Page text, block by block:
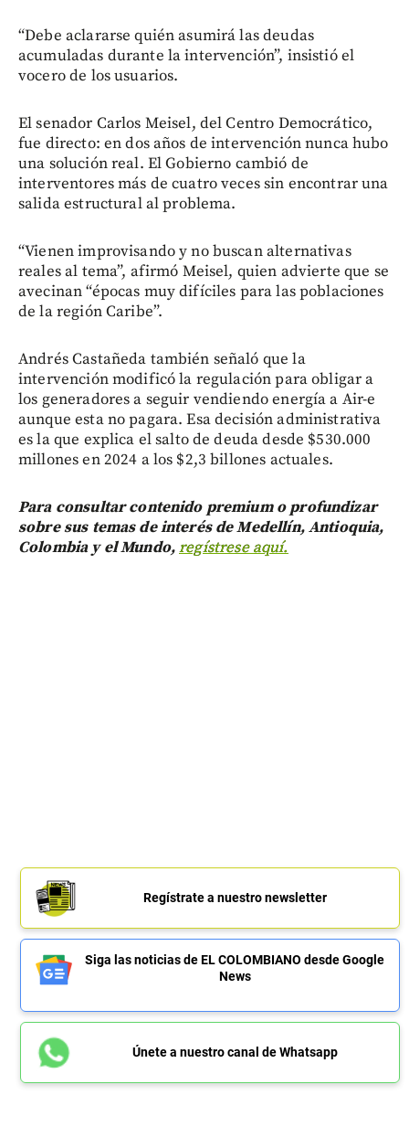
“Debe aclararse quién asumirá las deudas
acumuladas durante la intervención”, insistió el
vocero de los usuarios.
El senador Carlos Meisel, del Centro Democrático,
fue directo: en dos años de intervención nunca hubo
una solución real. El Gobierno cambió de
interventores más de cuatro veces sin encontrar una
salida estructural al problema.
“Vienen improvisando y no buscan alternativas
reales al tema”, afirmó Meisel, quien advierte que se
avecinan “épocas muy difíciles para las poblaciones
de la región Caribe”.
Andrés Castañeda también señaló que la
intervención modificó la regulación para obligar a
los generadores a seguir vendiendo energía a Air-e
aunque esta no pagara. Esa decisión administrativa
es la que explica el salto de deuda desde $530.000
millones en 2024 a los $2,3 billones actuales.
Para consultar contenido premium o profundizar
sobre sus temas de interés de Medellín, Antioquia,
Colombia y el Mundo,regístrese aquí.
Regístrate a nuestro newsletter
Siga las noticias de EL COLOMBIANO desde Google
News
Únete a nuestro canal de Whatsapp